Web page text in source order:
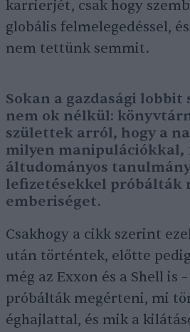
karrierjét, csak hogy
globális felmelegedéssel,
nem tettünk semmit.
Sokan a gazdasági
nem ok nélkül:
születtek arról, hogy a
milyen manipulációkkal,
áltudományos
lefizetésekkel próbálták
emberiséget.
Csakhogy a cikk szerint
után történtek, előtte
még az Exxon és a Shell is
próbálták megérteni, mi
éghajlattal, és mik a